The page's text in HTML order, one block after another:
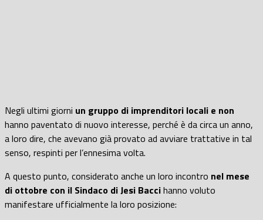
Negli ultimi giorni un gruppo di imprenditori locali e non
hanno paventato di nuovo interesse, perché è da circa un anno,
a loro dire, che avevano già provato ad avviare trattative in tal
senso, respinti per l’ennesima volta.
A questo punto, considerato anche un loro incontro nel mese
di ottobre con il Sindaco di Jesi Baccihanno voluto
manifestare ufficialmente la loro posizione: